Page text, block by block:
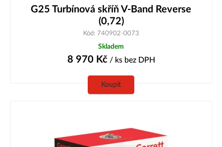
G25 Turbínová skříň V-Band Reverse
(0,72)
Kód: 740902-0073
Skladem
8 970 Kč/ ks bez DPH
Koupit